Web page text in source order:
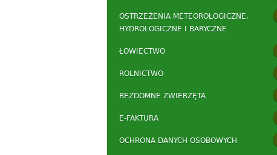
OSTRZEŻENIA METEOROLOGICZNE,
HYDROLOGICZNE I BARYCZNE
ŁOWIECTWO
ROLNICTWO
BEZDOMNE ZWIERZĘTA
E-FAKTURA
OCHRONA DANYCH OSOBOWYCH